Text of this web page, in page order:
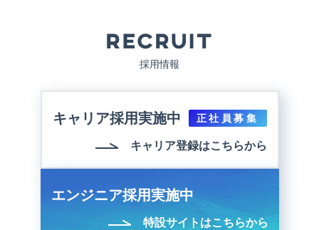
採用情報
キャリア採用実施中 正社員募集
キャリア登録はこちらから
エンジニア採用実施中
特設サイトはこちらから